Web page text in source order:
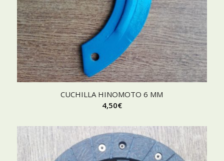
CUCHILLA HINOMOTO 6 MM
4,50€